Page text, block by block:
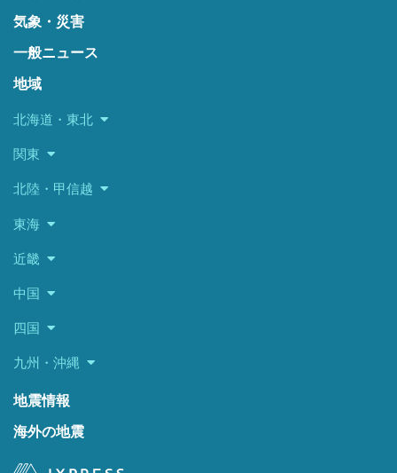
気象・災害
一般ニュース
地域
北海道・東北
関東
北陸・甲信越
東海
近畿
中国
四国
九州・沖縄
地震情報
海外の地震